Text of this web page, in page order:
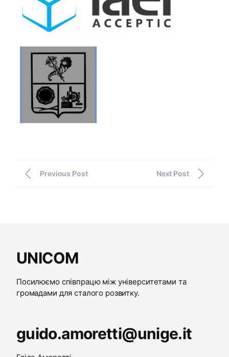
Previous Post Next Post
UNICOM
Посилюємо співпрацю між університетами та
громадами для сталого розвитку.
guido.amoretti@unige.it